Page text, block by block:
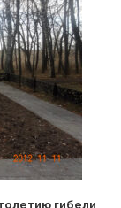
гибели